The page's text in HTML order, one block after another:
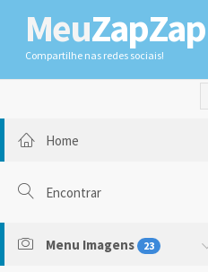
MeuZapZap
Compartilhe nas redes sociais!
Home
Encontrar
Menu Imagens 23